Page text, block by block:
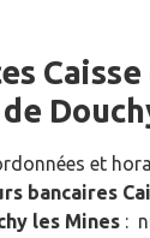
Caisse
et
bancaires
les Mines :